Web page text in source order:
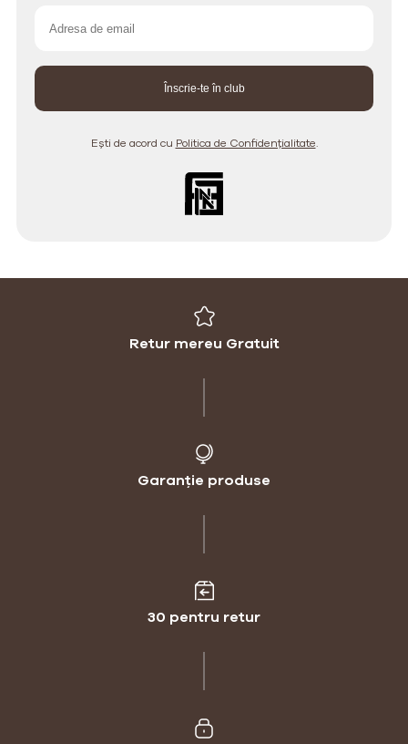
Ești de acord cu Politica de Confidențialitate.
Retur mereu Gratuit
Garanție produse
30 pentru retur